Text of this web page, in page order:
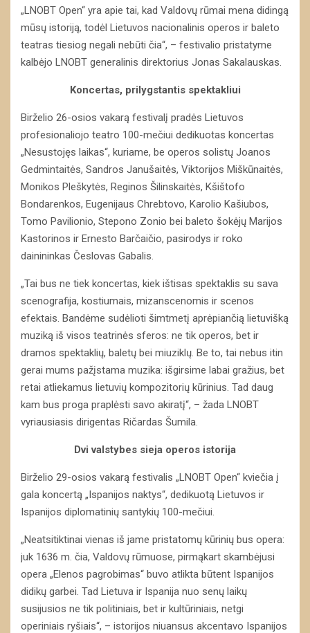
„LNOBT Open“ yra apie tai, kad Valdovų rūmai mena didingą
mūsų istoriją, todėl Lietuvos nacionalinis operos ir baleto
teatras tiesiog negali nebūti čia“, – festivalio pristatyme
kalbėjo LNOBT generalinis direktorius Jonas Sakalauskas.
Koncertas, prilygstantis spektakliui
Birželio 26-osios vakarą festivalį pradės Lietuvos
profesionaliojo teatro 100-mečiui dedikuotas koncertas
„Nesustojęs laikas“, kuriame, be operos solistų Joanos
Gedmintaitės, Sandros Janušaitės, Viktorijos Miškūnaitės,
Monikos Pleškytės, Reginos Šilinskaitės, Kšištofo
Bondarenkos, Eugenijaus Chrebtovo, Karolio Kašiubos,
Tomo Pavilionio, Stepono Zonio bei baleto šokėjų Marijos
Kastorinos ir Ernesto Barčaičio, pasirodys ir roko
dainininkas Česlovas Gabalis.
„Tai bus ne tiek koncertas, kiek ištisas spektaklis su sava
scenografija, kostiumais, mizanscenomis ir scenos
efektais. Bandėme sudėlioti šimtmetį aprėpiančią lietuvišką
muziką iš visos teatrinės sferos: ne tik operos, bet ir
dramos spektaklių, baletų bei miuziklų. Be to, tai nebus itin
gerai mums pažįstama muzika: išgirsime labai gražius, bet
retai atliekamus lietuvių kompozitorių kūrinius. Tad daug
kam bus proga praplėsti savo akiratį“, – žada LNOBT
vyriausiasis dirigentas Ričardas Šumila.
Dvi valstybes sieja operos istorija
Birželio 29-osios vakarą festivalis „LNOBT Open“ kviečia į
gala koncertą „Ispanijos naktys“, dedikuotą Lietuvos ir
Ispanijos diplomatinių santykių 100-mečiui.
„Neatsitiktinai vienas iš jame pristatomų kūrinių bus opera:
juk 1636 m. čia, Valdovų rūmuose, pirmąkart skambėjusi
opera „Elenos pagrobimas“ buvo atlikta būtent Ispanijos
didikų garbei. Tad Lietuva ir Ispanija nuo senų laikų
susijusios ne tik politiniais, bet ir kultūriniais, netgi
operiniais ryšiais“, – istorijos niuansus akcentavo Ispanijos